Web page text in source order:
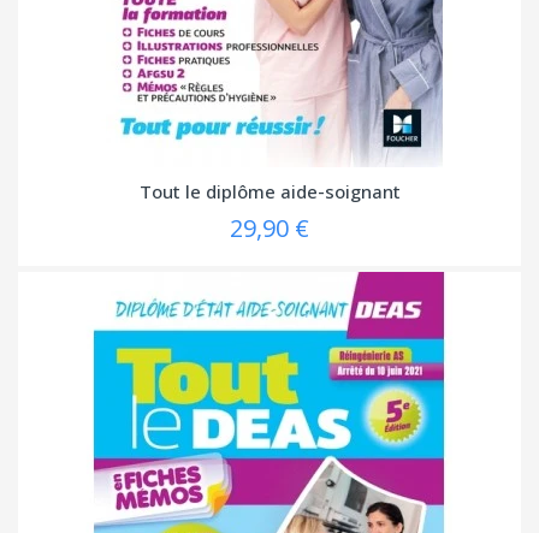
Tout le diplôme aide-soignant
29,90 €